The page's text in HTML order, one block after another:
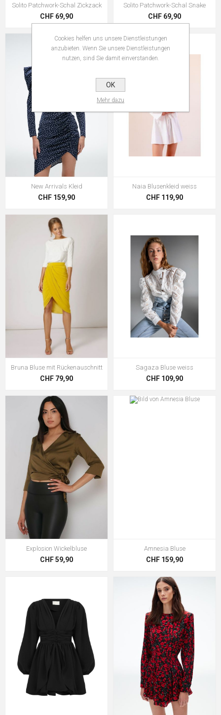
Solito Patchwork-Schal Zickzack
CHF 69,90
Solito Patchwork-Schal Snake
CHF 69,90
New Arrivals Kleid
CHF 159,90
Naia Blusenkleid weiss
CHF 119,90
Bruna Bluse mit Rückenauschnitt
CHF 79,90
Sagaza Bluse weiss
CHF 109,90
Explosion Wickelbluse
CHF 59,90
Amnesia Bluse
CHF 159,90
Cookies helfen uns unsere Dienstleistungen
anzubieten. Wenn Sie unsere Dienstleistungen
nutzen, sind Sie damit einverstanden.
OK
Mehr dazu